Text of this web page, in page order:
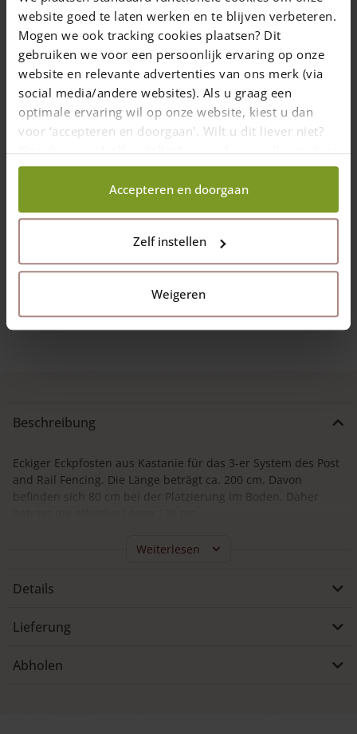
website goed te laten werken en te blijven verbeteren.
Mogen we ook tracking cookies plaatsen? Dit
gebruiken we voor een persoonlijk ervaring op onze
website en relevante advertenties van ons merk (via
social media/andere websites). Als u graag een
optimale ervaring wil op onze website, kiest u dan
voor ‘accepteren en doorgaan'. Wilt u dit liever niet?
Kies dan voor ‘zelf instellen’ en geef aan welke cookies
wij wel mogen verzamelen.
Accepteren en doorgaan
Zelf instellen
Weigeren
Komplette Umzäunung
zusammenstellen?
Berechnen Sie dies ganz einfach mit
unserem Zaunkonfigurator, einschließlich
Pfosten, TorundBefestigungsmaterial
Sie erhalten sofort eine Übersicht über die
für Ihre Situation erforderlichen Materialien!
Zaunkonfigurator
Beschreibung
Eckiger Eckpfosten aus Kastanie für das 3-er System des Post
and Rail Fencing. Die Länge beträgt ca. 200 cm. Davon
befinden sich 80 cm bei der Platzierung im Boden. Daher
Kastanienholz ist langlebig und benötigt keine spezielle
Der Eckpfosten für das System 3 ist Teil unserer Post & Rail
Weidezäune und Koppelzäune verwendet.
3 – in einem Post & Rail Fence
Weiterlesen
Details
Lieferung
Abholen